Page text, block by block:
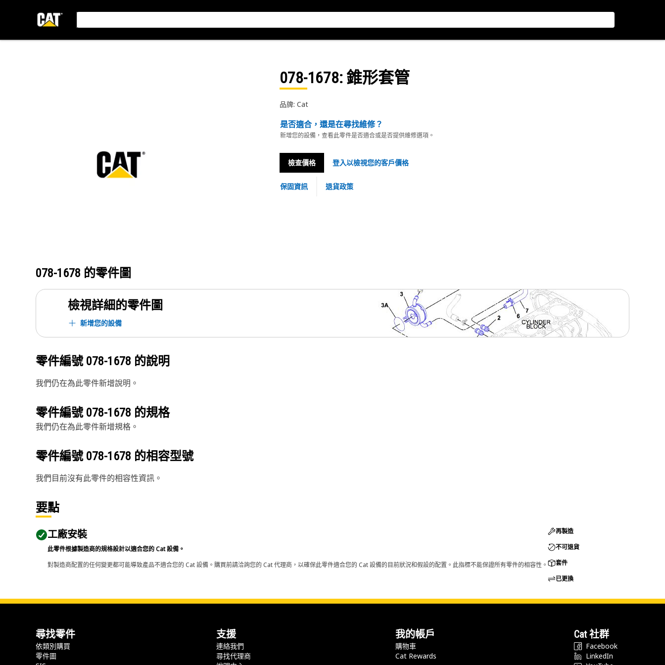
078-1678: 錐形套管
品牌: Cat
是否適合，還是在尋找維修？
新增您的設備，查看此零件是否適合或是否提供維修選項。
檢查價格 登入以檢視您的客戶價格
保固資訊 退貨政策
078-1678 的零件圖
檢視詳細的零件圖
新增您的設備
零件編號 078-1678 的說明
我們仍在為此零件新增說明。
零件編號 078-1678 的規格
我們仍在為此零件新增規格。
零件編號 078-1678 的相容型號
我們目前沒有此零件的相容性資訊。
要點
工廠安裝
此零件根據製造商的規格設計以適合您的 Cat 設備。
對製造商配置的任何變更都可能導致產品不適合您的 Cat 設備。購買前請洽詢您的 Cat 代理商，以確保此零件適合您的 Cat 設備的目前狀況和假設的配置。此指標不能保證所有零件的相容性。
再製造
不可退貨
套件
已更換
尋找零件
依類別購買
零件圖
支援
連絡我們
尋找代理商
我的帳戶
購物車
Cat Rewards
Cat 社群
Facebook
LinkedIn